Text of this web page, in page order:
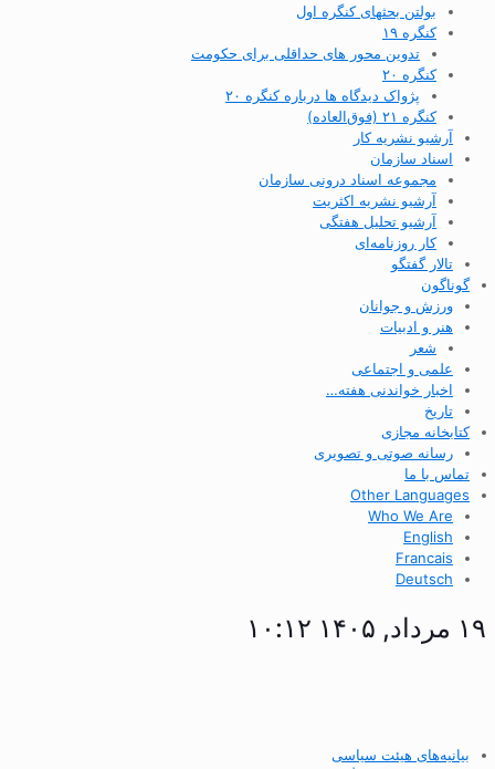
بولتن بحثهای کنگره اول
کنگره ۱۹
تدوین محور های حداقلی برای حکومت
کنگره ۲۰
پژواک دیدگاه ها درباره کنگره ۲۰
کنگره ۲۱ (فوق‌العاده)
آرشیو نشریه کار
اسناد سازمان
مجموعه اسناد درونی سازمان
آرشیو نشریه اکثریت
آرشیو تحلیل هفتگی
کار روزنامه‌ای
تالار گفتگو
گوناگون
ورزش و جوانان
هنر و ادبیات
شعر
علمی و اجتماعی
اخبار خواندنی هفته…
تاریخ
کتابخانه مجازی
رسانه صوتی و تصویری
تماس با ما
Other Languages
Who We Are
English
Francais
Deutsch
۱۹ مرداد, ۱۴۰۵ ۱۰:۱۲
بیانیه‌های هیئت سیاسی